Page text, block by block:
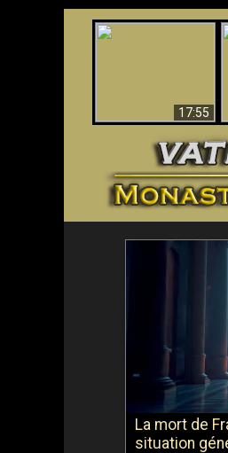
17:55
La mort de
situation